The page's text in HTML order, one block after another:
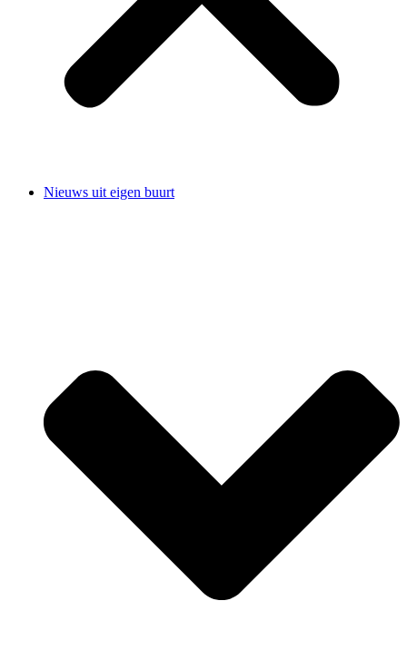
Nieuws uit eigen buurt